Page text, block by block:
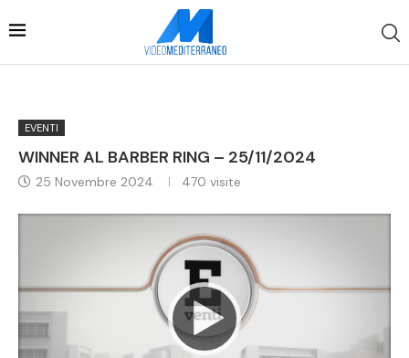
EVENTI
WINNER AL BARBER RING – 25/11/2024
25 Novembre 2024 470 visite
Player